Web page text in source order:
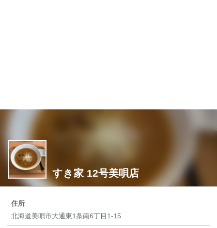
すき家 12号美唄店
住所
北海道美唄市大通東1条南6丁目1-15